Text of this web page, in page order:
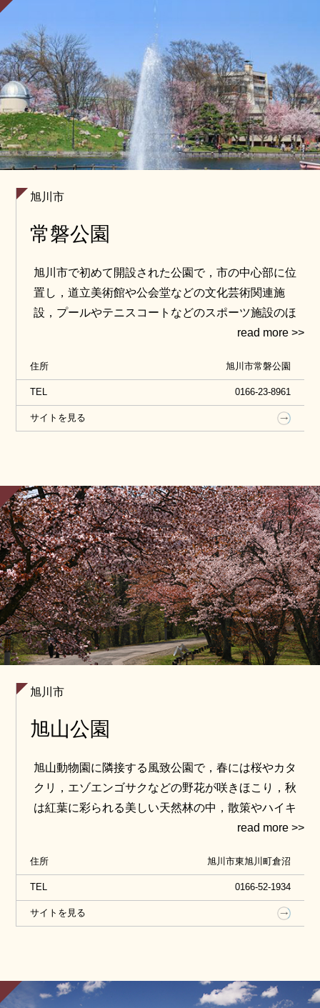
北海道のサウナ情報を発信する豊澤瞳さんのコメン
トとともに、旭川空港からアクセスできる魅力的な
サウナスポットをご紹介します！
旭川市
常磐公園
旭川市で初めて開設された公園で，市の中心部に位
置し，道立美術館や公会堂などの文化芸術関連施
設，プールやテニスコートなどのスポーツ施設のほ
か，緑豊かな樹木や水鳥が訪れる池，野外彫刻，イ
公園100選」「旭川八景」にも選定されるなど，市
民や観光客が訪れ楽しめるオアシスとして，多くの
方々に親しまれています。
住所 旭川市常磐公園
TEL 0166-23-8961
サイトを見る
旭川市
旭山公園
旭山動物園に隣接する風致公園で，春には桜やカタ
クリ，エゾエンゴサクなどの野花が咲きほこり，秋
は紅葉に彩られる美しい天然林の中，散策やハイキ
ングを楽しめます。冬にはスノーシューを履いて野
たりするのもおすすめです。
住所 旭川市東旭川町倉沼
TEL 0166-52-1934
サイトを見る